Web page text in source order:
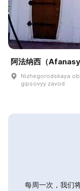
阿法纳西（
Nizhegorodskaya
gipsovyy zavod
每周一次，我们